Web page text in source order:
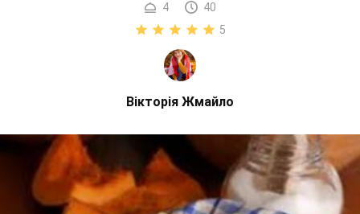
4
40
5
Вікторія Жмайло